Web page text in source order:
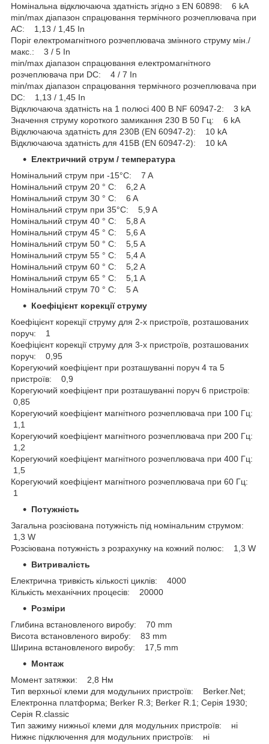
Номінальна відключаюча здатність згідно з EN 60898: 6 kA
min/max діапазон спрацювання термічного розчеплювача при
АC: 1,13 / 1,45 In
Поріг електромагнітного розчеплювача змінного струму мін./
макс.: 3 / 5 In
min/max діапазон спрацювання електромагнітного
розчеплювача при DC: 4 / 7 In
min/max діапазон спрацювання термічного розчеплювача при
DC: 1,13 / 1,45 In
Відключаюча здатність на 1 полюсі 400 В NF 60947-2: 3 kA
Значення струму короткого замикання 230 В 50 Гц: 6 kA
Відключаюча здатність для 230В (EN 60947-2): 10 kA
Відключаюча здатність для 415В (EN 60947-2): 10 kA
Електричний струм / температура
Номінальний струм при -15°C: 7 A
Номінальний струм 20 ° C: 6,2 A
Номінальний струм 30 ° C: 6 A
Номінальний струм при 35°C: 5,9 A
Номінальний струм 40 ° C: 5,8 A
Номінальний струм 45 ° C: 5,6 A
Номінальний струм 50 ° C: 5,5 A
Номінальний струм 55 ° C: 5,4 A
Номінальний струм 60 ° C: 5,2 A
Номінальний струм 65 ° C: 5,1 A
Номінальний струм 70 ° C: 5 A
Коефіцієнт корекції струму
Коефіцієнт корекції струму для 2-х пристроїв, розташованих
поруч: 1
Коефіцієнт корекції струму для 3-х пристроїв, розташованих
поруч: 0,95
Корегуючий коефіціент при розташуванні поруч 4 та 5
пристроїв: 0,9
Корегуючий коефіціент при розташуванні поруч 6 пристроїв:
0,85
Корегуючий коефіціент магнітного розчеплювача при 100 Гц:
1,1
Корегуючий коефіціент магнітного розчеплювача при 200 Гц:
1,2
Корегуючий коефіціент магнітного розчеплювача при 400 Гц:
1,5
Корегуючий коефіціент магнітного розчеплювача при 60 Гц:
1
Потужність
Загальна розсіювана потужність під номінальним струмом:
1,3 W
Розсіювана потужність з розрахунку на кожний полюс: 1,3 W
Витривалість
Електрична тривкість кількості циклів: 4000
Кількість механічних процесів: 20000
Розміри
Глибина встановленого виробу: 70 mm
Висота встановленого виробу: 83 mm
Ширина встановленого виробу: 17,5 mm
Монтаж
Момент затяжки: 2,8 Нм
Тип верхньої клеми для модульних пристроїв: Berker.Net;
Електронна платформа; Berker R.3; Berker R.1; Серія 1930;
Серія R.classic
Тип зажиму нижньої клеми для модульних пристроїв: ні
Нижнє підключення для модульних пристроїв: ні